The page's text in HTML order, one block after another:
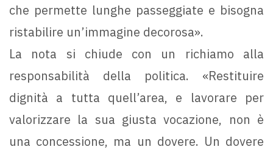
che permette lunghe passeggiate e bisogna
ristabilire un’immagine decorosa».
La nota si chiude con un richiamo alla
responsabilità della politica. «Restituire
dignità a tutta quell’area, e lavorare per
valorizzare la sua giusta vocazione, non è
una concessione, ma un dovere. Un dovere